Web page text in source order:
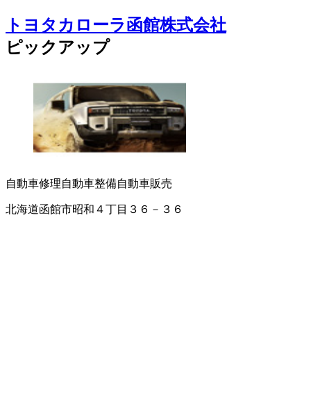
トヨタカローラ函館株式会社
ピックアップ
自動車修理自動車整備自動車販売
北海道函館市昭和４丁目３６－３６